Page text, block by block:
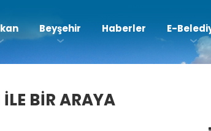
Beyşehir Haberler E-
BİR ARAYA